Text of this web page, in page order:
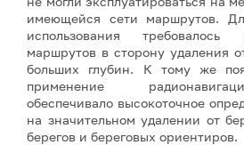
имеющейся сети маршрутов.
использования
маршрутов в сторону удаления
больших глубин. К тому же
применение
обеспечивало высокоточное
на значительном удалении от
берегов и береговых ориентиров.